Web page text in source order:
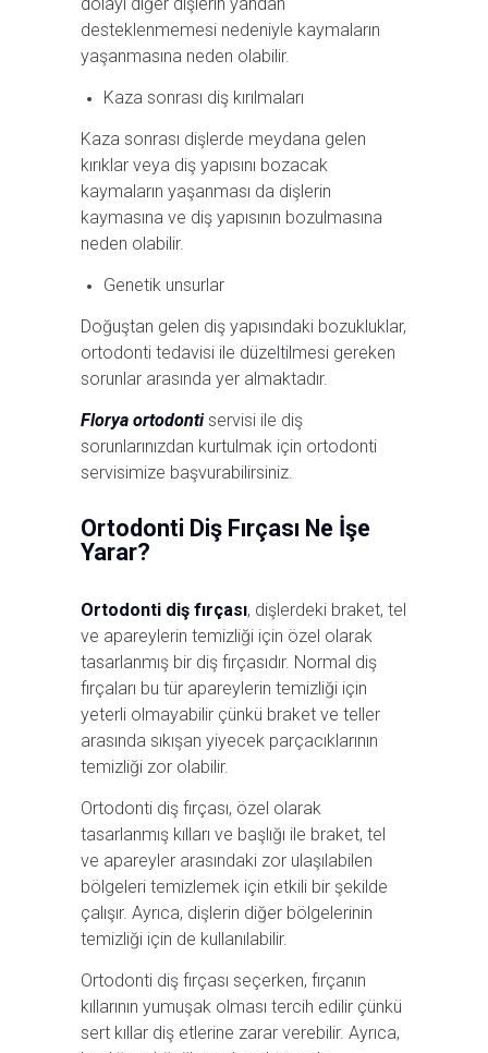
desteklenmemesi nedeniyle kaymaların
yaşanmasına neden olabilir.
Kaza sonrası diş kırılmaları
Kaza sonrası dişlerde meydana gelen
kırıklar veya diş yapısını bozacak
kaymaların yaşanması da dişlerin
kaymasına ve diş yapısının bozulmasına
neden olabilir.
Genetik unsurlar
Doğuştan gelen diş yapısındaki bozukluklar,
ortodonti tedavisi ile düzeltilmesi gereken
sorunlar arasında yer almaktadır.
Florya ortodontiservisi ile diş
sorunlarınızdan kurtulmak için ortodonti
servisimize başvurabilirsiniz.
Ortodonti Diş Fırçası Ne İşe
Yarar?
Ortodonti diş fırçası, dişlerdeki braket, tel
ve apareylerin temizliği için özel olarak
tasarlanmış bir diş fırçasıdır. Normal diş
fırçaları bu tür apareylerin temizliği için
yeterli olmayabilir çünkü braket ve teller
arasında sıkışan yiyecek parçacıklarının
temizliği zor olabilir.
Ortodonti diş fırçası, özel olarak
tasarlanmış kılları ve başlığı ile braket, tel
ve apareyler arasındaki zor ulaşılabilen
bölgeleri temizlemek için etkili bir şekilde
çalışır. Ayrıca, dişlerin diğer bölgelerinin
temizliği için de kullanılabilir.
Ortodonti diş fırçası seçerken, fırçanın
kıllarının yumuşak olması tercih edilir çünkü
sert kıllar diş etlerine zarar verebilir. Ayrıca,